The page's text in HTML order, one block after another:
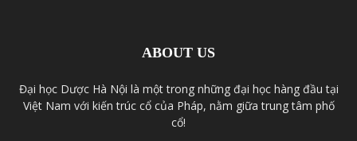
ABOUT US
Đại học Dược Hà Nội là một trong những đại học hàng đầu tại
Việt Nam với kiến trúc cổ của Pháp, nằm giữa trung tâm phố
cổ!